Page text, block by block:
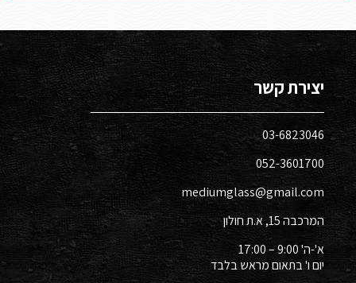
יצירת קשר
03-6823046​
052-3601700​
mediumglass@gmail.com
המרכבה 15, א.ת חולון​
א'-ה' 9:00 – 17:00
יום ו' בתאום מראש בלבד